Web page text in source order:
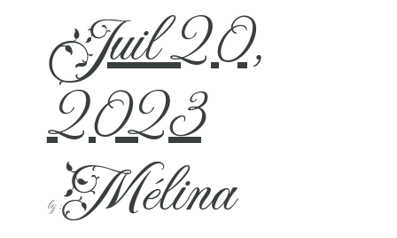
Juil 20,
2023
by :Mélina